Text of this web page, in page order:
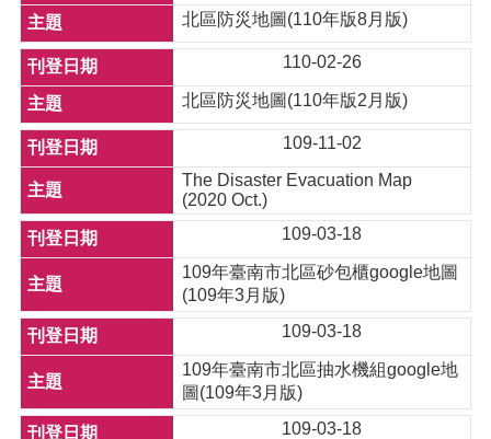
北區防災地圖(110年版8月版)
110-02-26
北區防災地圖(110年版2月版)
109-11-02
The Disaster Evacuation Map
(2020 Oct.)
109-03-18
109年臺南市北區砂包櫃google地圖
(109年3月版)
109-03-18
109年臺南市北區抽水機組google地
圖(109年3月版)
109-03-18